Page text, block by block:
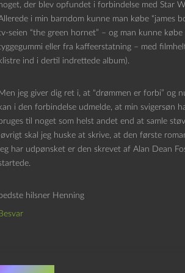
der blev opfundet i forbindelse med Star
i min barndom kunne man købe “james
seien “the green hornet” – og man kunne
eller fra kaffeerstatning – med
ind i dertil indrettede album).
jeg giver dig ret i, at “drømmen er forbi” og
i den forbindelse udmelde, at min svigersøn
til noget som helst andet end at samle
skal jeg huske at skrive, at den første
har udpønsket er den skrevet af Alan Dean
hilsner Henning